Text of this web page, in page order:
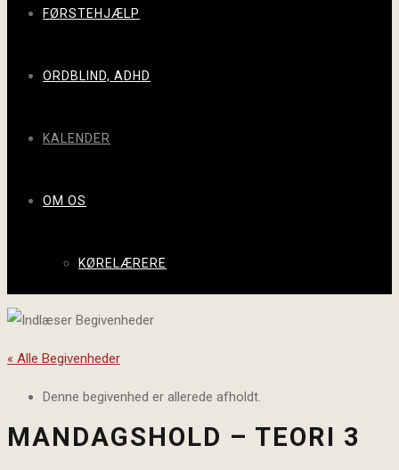
FØRSTEHJÆLP
ORDBLIND, ADHD
KALENDER
OM OS
KØRELÆRERE
« Alle Begivenheder
Denne begivenhed er allerede afholdt.
MANDAGSHOLD – TEORI 3